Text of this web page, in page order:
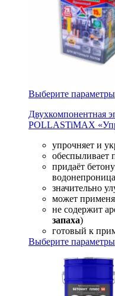
Выберите параметры
Двухкомпонентная
POLLASTiMAX
упрочняет и
обеспыливает
придаёт
значительно
может
не содержит
запаха)
готовый к
Выберите параметры